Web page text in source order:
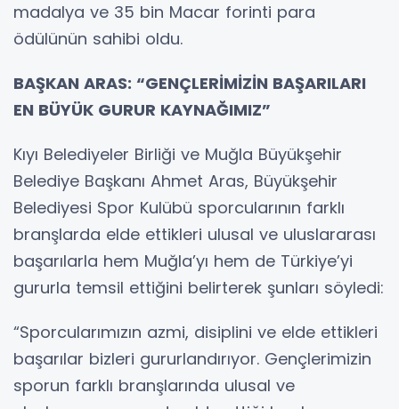
madalya ve 35 bin Macar forinti para
ödülünün sahibi oldu.
BAŞKAN ARAS: “GENÇLERİMİZİN BAŞARILARI
EN BÜYÜK GURUR KAYNAĞIMIZ”
Kıyı Belediyeler Birliği ve Muğla Büyükşehir
Belediye Başkanı Ahmet Aras, Büyükşehir
Belediyesi Spor Kulübü sporcularının farklı
branşlarda elde ettikleri ulusal ve uluslararası
başarılarla hem Muğla’yı hem de Türkiye’yi
gururla temsil ettiğini belirterek şunları söyledi:
“Sporcularımızın azmi, disiplini ve elde ettikleri
başarılar bizleri gururlandırıyor. Gençlerimizin
sporun farklı branşlarında ulusal ve